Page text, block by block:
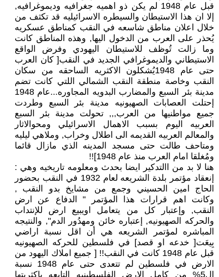
قبل عام 1948 لم يكن ذو اهميه جغرافيه وديموغرافيه,
إلا ان هذا الاستيطان والسيطره الاسرائيليه قد تكثف من
خلال اعلان مناطق شاسعه في النقب كمناطق عسكريه
يُحذر على العرب من الدخول اليها, وهذه المناطق كانت
وما زالت تُوظف للاستيطان اليهودي وفرض الواقع
الاستيطاني والديموغرافي الجديد في النقب[ كان العرب
حتى عام 1948يُشكلون الاكثريه الساحقه من سكان
النقب وخاصة منطقة النقب الشمالي اللتي كانت تضم
مدينة بئر السبع والمضارب البدويه المجاوره...عام 1948
إحتلت العصابات الصهيونيه مدينة بئر السبع وطردت
جميع مواطنيها من العرب,,, تحولت مدينة بئر السبع
العربيه اليوم بسبب الاهمال الاسرائيلي ومحوالاثار
والمعالم العربيه القديمه الى اطلال وخراب, وملاهي ليليه
ومتاحف طالت حتى مسجد المدينه الذي مازال قائما
ومُغلقا امام العرب منذ عام 1948]!!
هنا لا بد من االتدكير ايضا بحدث ومعلومه تاريخيه وهي :
إنعقاد مؤتمر بلدة الشريعه لعام 1932 في النقب بحضور
الحاج امين الحسيني وجمع من مشايخ بدو النقب ,
وكانت اهم قرارات هذا المؤتمر " الدفاع عن ارض
النقب, وإعتبار كل من يتعامل اويبيع ارض للإنتداب
والحركه الصهيونيه, إعتباره خائن ومهدُور الدم", والنتيجه
المباشره لمؤتمر الشريعه هي أن اقل نسبة اراضي
بِيعَت[ خدعه او قصد] في فلسطين للحركه الصهيونيه
قبل عام 1948 كانت في النقب!! [ جميع املاك اليهود من
الارض في فلسطين لم تتعدى حتى عام 1948 نسبة
ال5% من كامل الارض الفلسطينيه التابعه باكثريتها